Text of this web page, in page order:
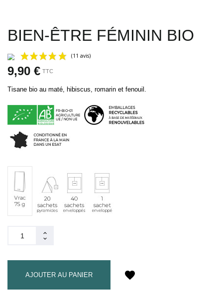
BIEN-ÊTRE FÉMININ BIO
9,90 € TTC
Tisane bio au maté, hibiscus, romarin et fenouil.
Vrac
(env.
37
tasses)
sachets
pyramides
sachets
enveloppés
sachet
individuel
AJOUTER AU PANIER favorite